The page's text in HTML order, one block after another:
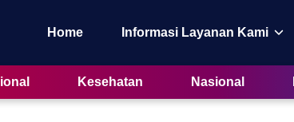
Home Informasi Layanan Kami
Kesehatan Nasional